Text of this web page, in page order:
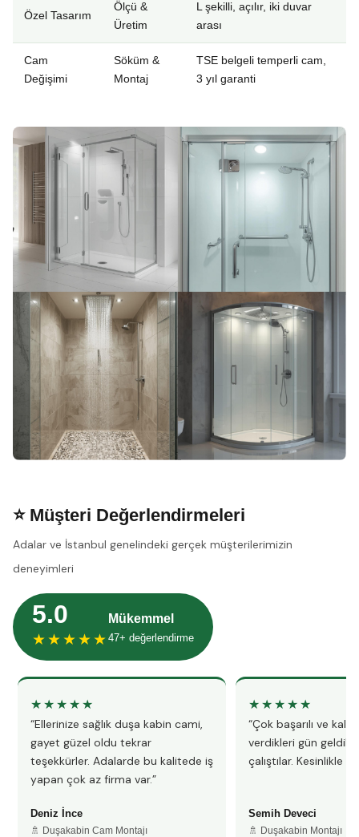
Özel Tasarım
Ölçü &
Üretim
L şekilli, açılır, iki duvar
arası
Cam
Değişimi
Söküm &
Montaj
TSE belgeli temperli cam,
3 yıl garanti
⭐ Müşteri Değerlendirmeleri
Adalar ve İstanbul genelindeki gerçek müşterilerimizin
deneyimleri
5.0
★★★★★
Mükemmel
47+ değerlendirme
★★★★★
“Ellerinize sağlık duşa kabin cami,
gayet güzel oldu tekrar
teşekkürler. Adalarde bu kalitede iş
yapan çok az firma var.”
Deniz İnce
🚿 Duşakabin Cam Montajı
★★★★★
“Çok başarılı ve
verdikleri gün
çalıştılar. Kesinlikle
Semih Deveci
🚿 Duşakabin Montajı